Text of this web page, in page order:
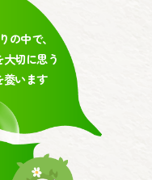
の中で、
切に思う
養います